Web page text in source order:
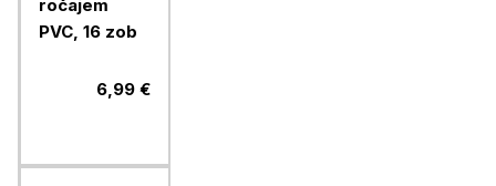
ročajem
PVC, 16 zob
6,99 €